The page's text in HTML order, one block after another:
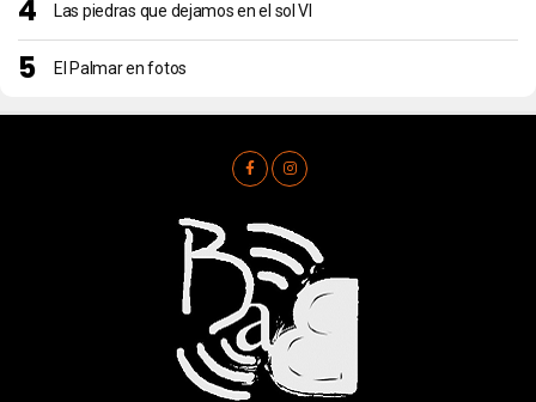
Las piedras que dejamos en el sol VI
El Palmar en fotos